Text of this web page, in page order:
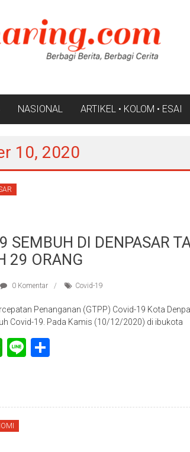
NASIONAL ARTIKEL • KOLOM • ESAI
10, 2020
SEMBUH DI DENPASAR
29 ORANG
0 Komentar Covid-19
Penanganan (GTPP) Covid-19 Kota
Covid-19. Pada Kamis (10/12/2020) di ibukota
WhatsApp
Line